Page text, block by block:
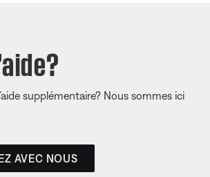
supplémentaire? Nous sommes ici
AVEC NOUS